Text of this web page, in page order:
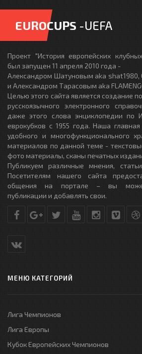
EUROCUPS -UEFA
Проект "История европейских
был запущен 11 апреля 2010 года -
Александром Шатуновым aka shat1980,
и Александром Тарасовым aka
Целью этого сайта является создание
русскоязычного электронного
даже этого слова энциклопедии по
еврокубков с 1955 года. Наша
удобного и многофункционального
материалов по данной теме -
фото материалы, сканы печатных
Публикуем различные мнения,
Посетителям нашего сайта
общения на портале – вы
публикации и добавлять свои.
МЕНЮ КАТЕГОРИЙ
Лига Чемпионов
Лига Европы
Кубок Европейских Чемпионов